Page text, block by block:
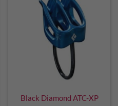
Black Diamond ATC-XP